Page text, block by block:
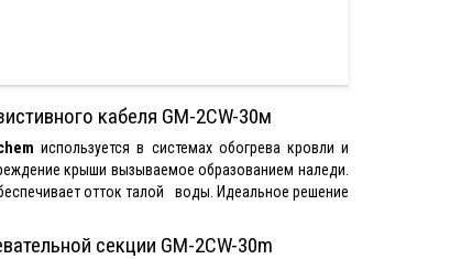
кабеля GM-2CW-30м
используется в системах обогрева кровли и
крыши вызываемое образованием наледи.
отток талой воды. Идеальное решение
секции GM-2CW-30m